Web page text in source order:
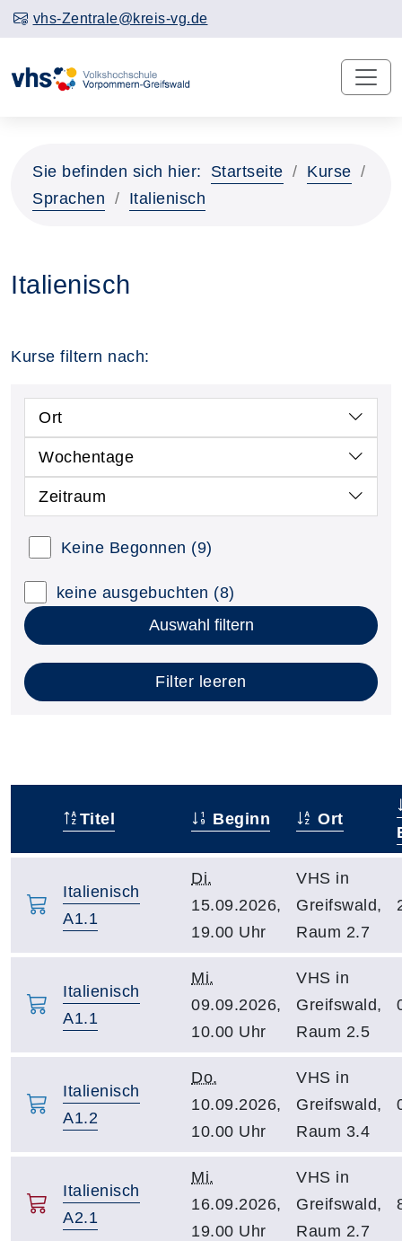
vhs-Zentrale@kreis-vg.de
Sie befinden sich hier: Startseite
Kurse
Sprachen
Italienisch
Italienisch
Kurse filtern nach:
Ort
Wochentage
Zeitraum
Keine Begonnen (9)
keine ausgebuchten (8)
Auswahl filtern
Filter leeren
Titel Beginn Ort
Italienisch
A1.1
Di.
15.09.2026,
19.00 Uhr
VHS in
Greifswald,
Raum 2.7
Italienisch
A1.1
Mi.
09.09.2026,
10.00 Uhr
VHS in
Greifswald,
Raum 2.5
Italienisch
A1.2
Do.
10.09.2026,
10.00 Uhr
VHS in
Greifswald,
Raum 3.4
Italienisch
A2.1
Mi.
16.09.2026,
19.00 Uhr
VHS in
Greifswald,
Raum 2.7